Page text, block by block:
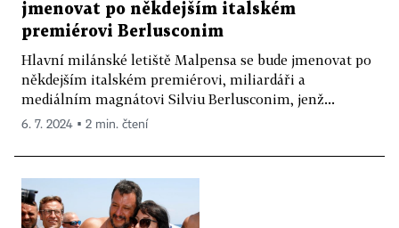
jmenovat po někdejším italském
premiérovi Berlusconim
Hlavní milánské letiště Malpensa se bude jmenovat po
někdejším italském premiérovi, miliardáři a
mediálním magnátovi Silviu Berlusconim, jenž...
6. 7. 2024 ▪ 2 min. čtení